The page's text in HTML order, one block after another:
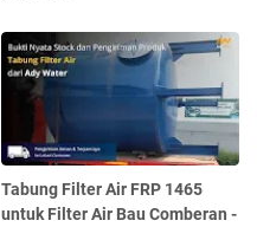
Tabung Filter Air FRP 1465
untuk Filter Air Bau Comberan -